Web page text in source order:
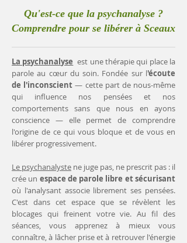
Qu'est-ce que la psychanalyse ?
Comprendre pour se libérer à Sceaux
La psychanalyse est une thérapie qui place la
parole au cœur du soin. Fondée sur l'écoute
de l'inconscient— cette part de nous-même
qui influence nos pensées et nos
comportements sans que nous en ayons
conscience — elle permet de comprendre
l'origine de ce qui vous bloque et de vous en
libérer progressivement.
Le psychanalyste ne juge pas, ne prescrit pas : il
crée un espace de parole libre et sécurisant
où l'analysant associe librement ses pensées.
C'est dans cet espace que se révèlent les
blocages qui freinent votre vie. Au fil des
séances, vous apprenez à mieux vous
connaître, à lâcher prise et à retrouver l'énergie